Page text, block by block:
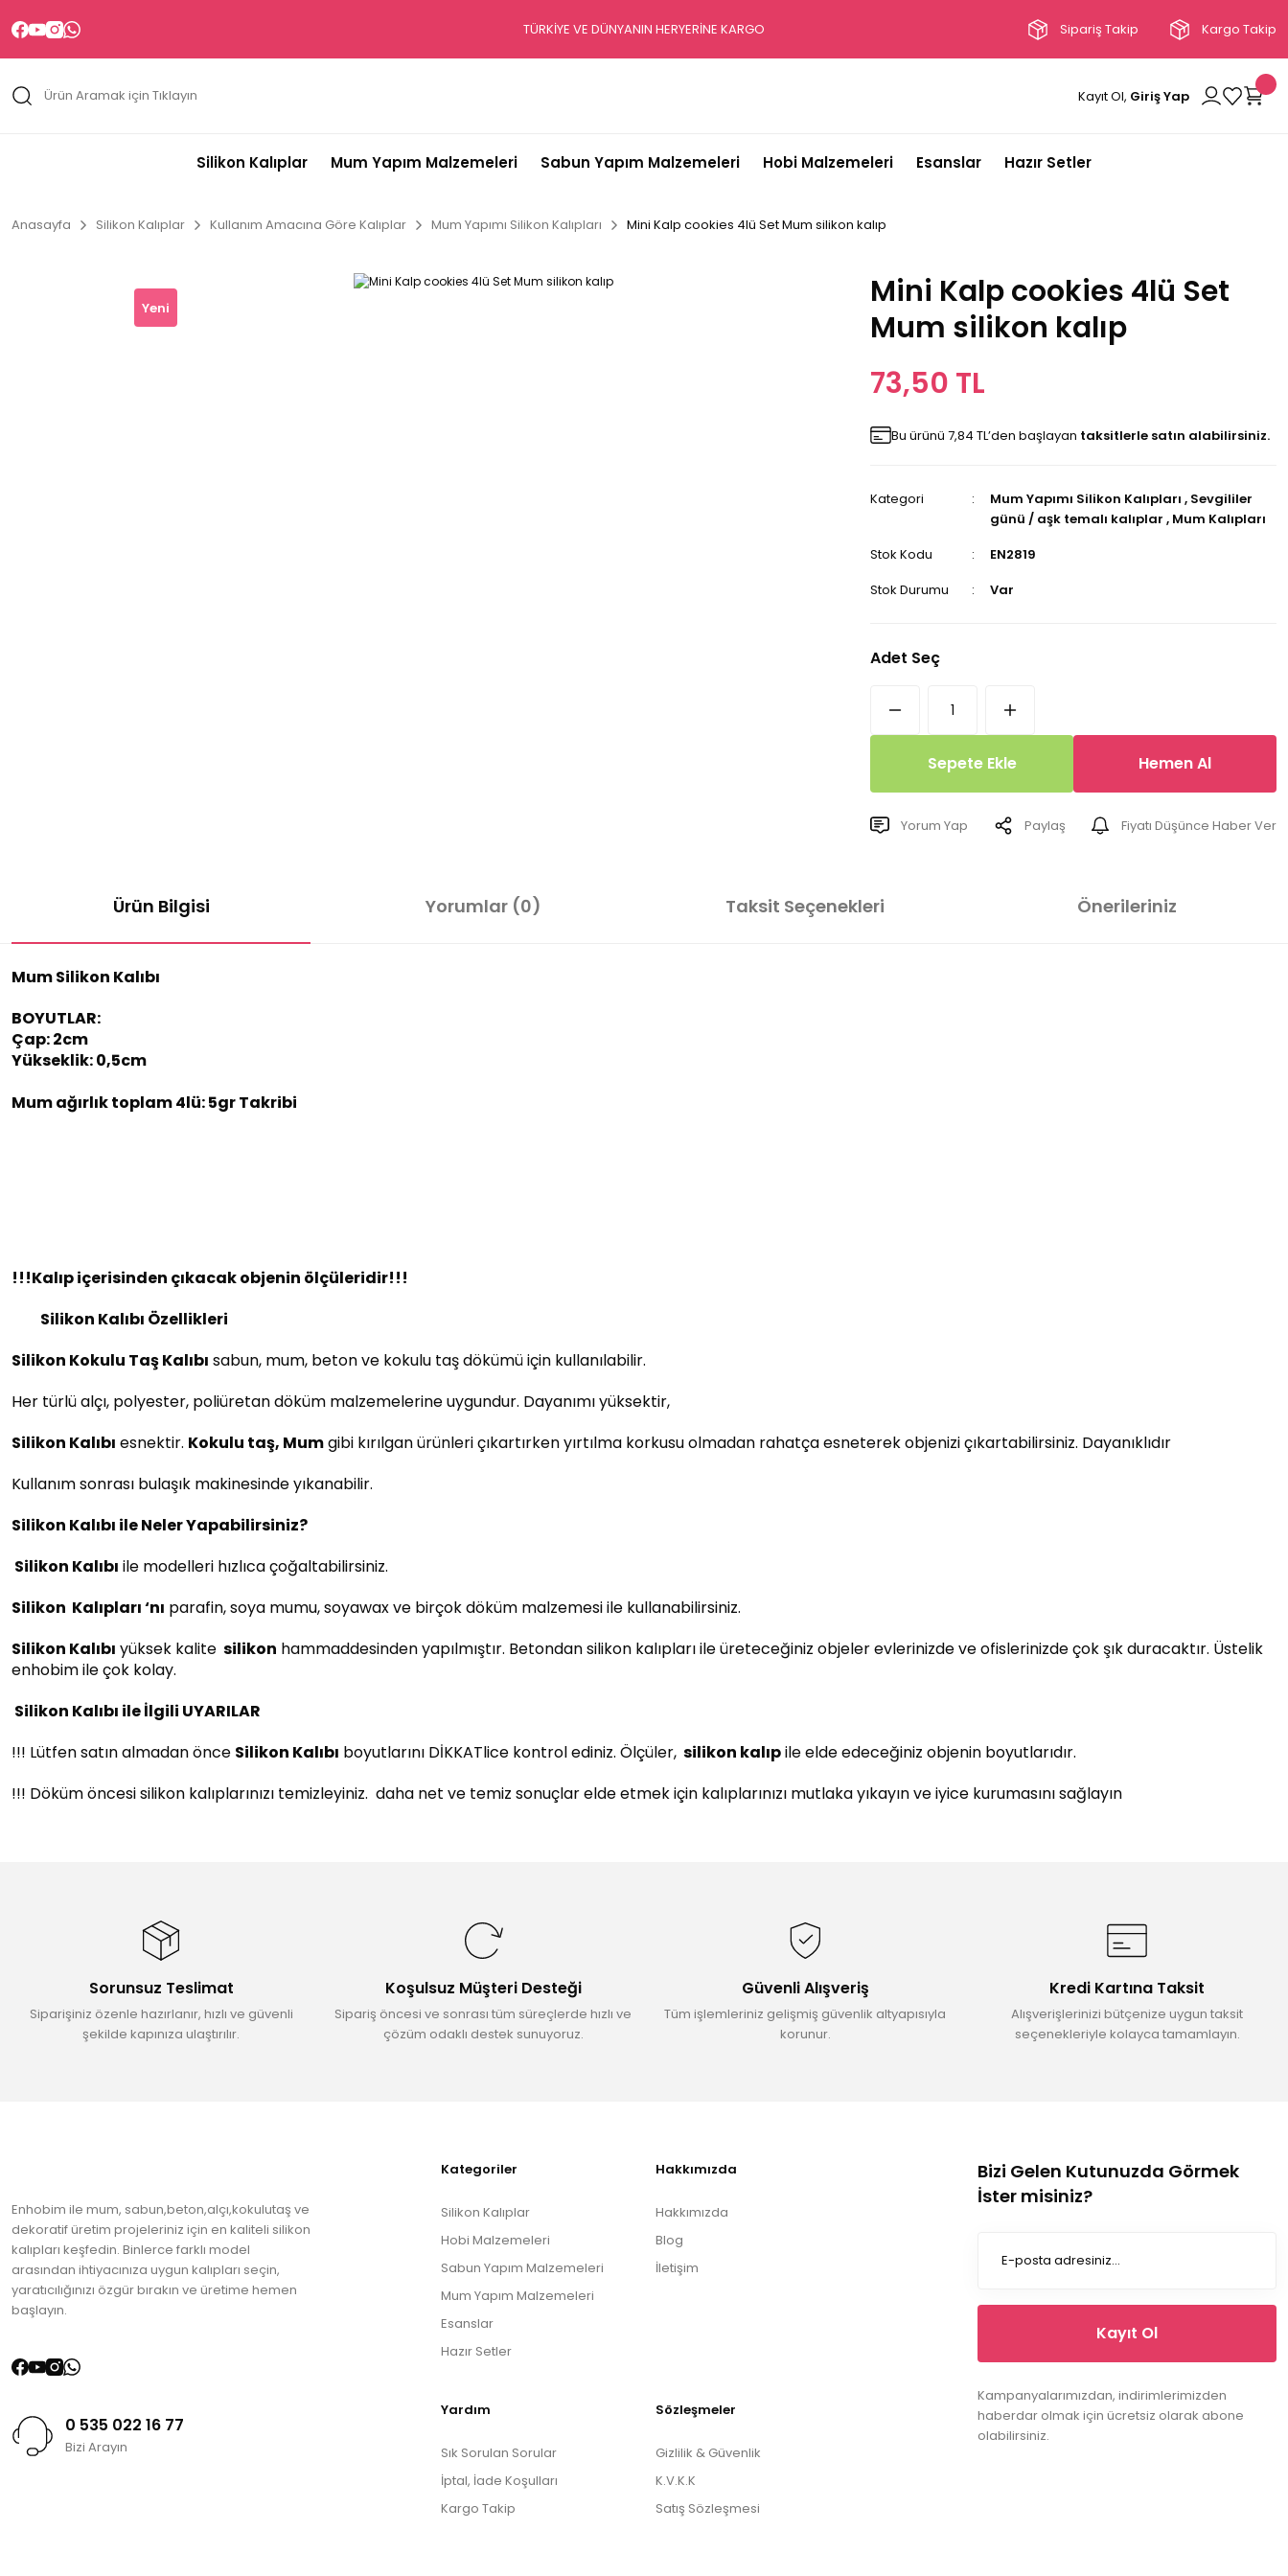
TÜRKİYE VE DÜNYANIN HERYERİNE KARGO Sipariş Takip Kargo Takip
Kayıt Ol, Giriş Yap
Silikon Kalıplar Mum Yapım Malzemeleri Sabun Yapım Malzemeleri Hobi Malzemeleri Esanslar Hazır Setler
Anasayfa Silikon Kalıplar Kullanım Amacına Göre Kalıplar Mum Yapımı Silikon Kalıpları Mini Kalp cookies 4lü Set Mum silikon kalıp
Yeni
Mini Kalp cookies 4lü Set
Mum silikon kalıp
73,50 TL
Bu ürünü 7,84 TL’den başlayan taksitlerle satın alabilirsiniz.
Kategori Mum Yapımı Silikon Kalıpları , Sevgililer
günü / aşk temalı kalıplar , Mum Kalıpları
Stok Kodu
EN2819
Stok Durumu
Var
Adet Seç
Sepete Ekle Hemen Al
Yorum Yap Paylaş Fiyatı Düşünce Haber Ver
Ürün Bilgisi Yorumlar (0) Taksit Seçenekleri Önerileriniz
Mum Silikon Kalıbı
BOYUTLAR:
Çap: 2cm
Yükseklik: 0,5cm
Mum ağırlık toplam 4lü: 5gr Takribi
!!!Kalıp içerisinden çıkacak objenin ölçüleridir!!!
Silikon Kalıbı Özellikleri
Silikon Kokulu Taş Kalıbı sabun, mum, beton ve kokulu taş dökümü için kullanılabilir.
Her türlü alçı, polyester, poliüretan döküm malzemelerine uygundur. Dayanımı yüksektir,
Silikon Kalıbı esnektir. Kokulu taş, Mumgibi kırılgan ürünleri çıkartırken yırtılma korkusu olmadan rahatça esneterek objenizi çıkartabilirsiniz. Dayanıklıdır
Kullanım sonrası bulaşık makinesinde yıkanabilir.
Silikon Kalıbı ile Neler Yapabilirsiniz?
Silikon Kalıbı ile modelleri hızlıca çoğaltabilirsiniz.
Silikon Kalıpları ‘nı parafin, soya mumu, soyawax ve birçok döküm malzemesi ile kullanabilirsiniz.
Silikon Kalıbı yüksek kalite silikon hammaddesinden yapılmıştır. Betondan silikon kalıpları ile üreteceğiniz objeler evlerinizde ve ofislerinizde çok şık duracaktır. Üstelik
enhobim ile çok kolay.
Silikon Kalıbı ile İlgili UYARILAR
!!! Lütfen satın almadan önce Silikon Kalıbı boyutlarını DİKKATlice kontrol ediniz. Ölçüler, silikon kalıpile elde edeceğiniz objenin boyutlarıdır.
!!! Döküm öncesi silikon kalıplarınızı temizleyiniz. daha net ve temiz sonuçlar elde etmek için kalıplarınızı mutlaka yıkayın ve iyice kurumasını sağlayın
Ürün açıklamasında eksik bilgiler bulunuyor.
Ürün fiyatı diğer sitelerden daha pahalı.
Bu ürüne benzer farklı alternatifler olmalı.
Sorunsuz Teslimat
Siparişiniz özenle hazırlanır, hızlı ve güvenli
şekilde kapınıza ulaştırılır.
Koşulsuz Müşteri Desteği
Sipariş öncesi ve sonrası tüm süreçlerde hızlı ve
çözüm odaklı destek sunuyoruz.
Güvenli Alışveriş
Tüm işlemleriniz gelişmiş güvenlik altyapısıyla
korunur.
Kredi Kartına Taksit
Alışverişlerinizi bütçenize uygun taksit
seçenekleriyle kolayca tamamlayın.
Enhobim ile mum, sabun,beton,alçı,kokulutaş ve
dekoratif üretim projeleriniz için en kaliteli silikon
kalıpları keşfedin. Binlerce farklı model
arasından ihtiyacınıza uygun kalıpları seçin,
yaratıcılığınızı özgür bırakın ve üretime hemen
başlayın.
0 535 022 16 77
Bizi Arayın
Kategoriler
Silikon Kalıplar
Hobi Malzemeleri
Sabun Yapım Malzemeleri
Mum Yapım Malzemeleri
Esanslar
Hazır Setler
Hakkımızda
Hakkımızda
Blog
İletişim
Yardım
Sık Sorulan Sorular
İptal, İade Koşulları
Kargo Takip
Sözleşmeler
Gizlilik & Güvenlik
K.V.K.K
Satış Sözleşmesi
Bizi Gelen Kutunuzda Görmek
İster misiniz?
Kayıt Ol
Kampanyalarımızdan, indirimlerimizden
haberdar olmak için ücretsiz olarak abone
olabilirsiniz.